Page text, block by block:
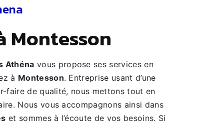
Montesson
Athéna vous propose ses services en
à Montesson. Entreprise usant d’une
faire de qualité, nous mettons tout en
Nous vous accompagnons ainsi dans
et sommes à l’écoute de vos besoins. Si